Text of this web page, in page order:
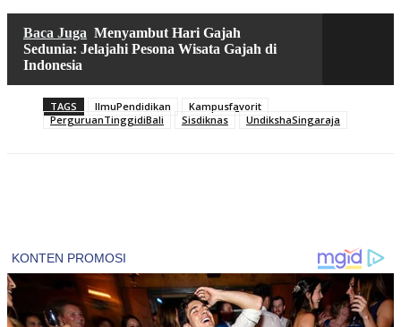
Baca Juga Menyambut Hari Gajah
Sedunia: Jelajahi Pesona Wisata Gajah di
Indonesia
TAGS IlmuPendidikan
Kampusfavorit
PerguruanTinggidiBali
Sisdiknas UndikshaSingaraja